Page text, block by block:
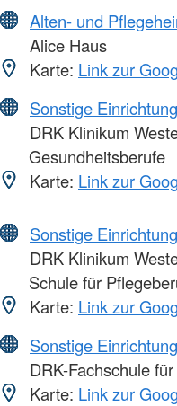
Alten- und
Alice Haus
Karte: Link zur
Sonstige
DRK Klinikum
Gesundheitsberufe
Karte: Link zur
Sonstige
DRK Klinikum
Schule für
Karte: Link zur
Sonstige
DRK-Fachschule
Karte: Link zur